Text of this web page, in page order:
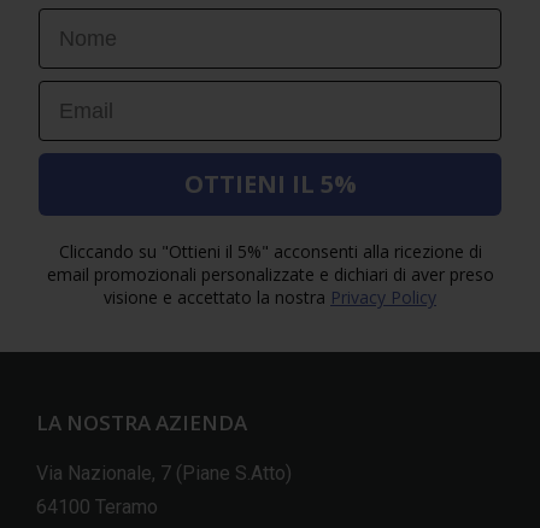
First Name
Email
OTTIENI IL 5%
Cliccando su "Ottieni il 5%" acconsenti alla ricezione di
email promozionali personalizzate e dichiari di aver preso
visione e accettato la nostra Privacy Policy
LA NOSTRA AZIENDA
Via Nazionale, 7 (Piane S.Atto)
64100 Teramo